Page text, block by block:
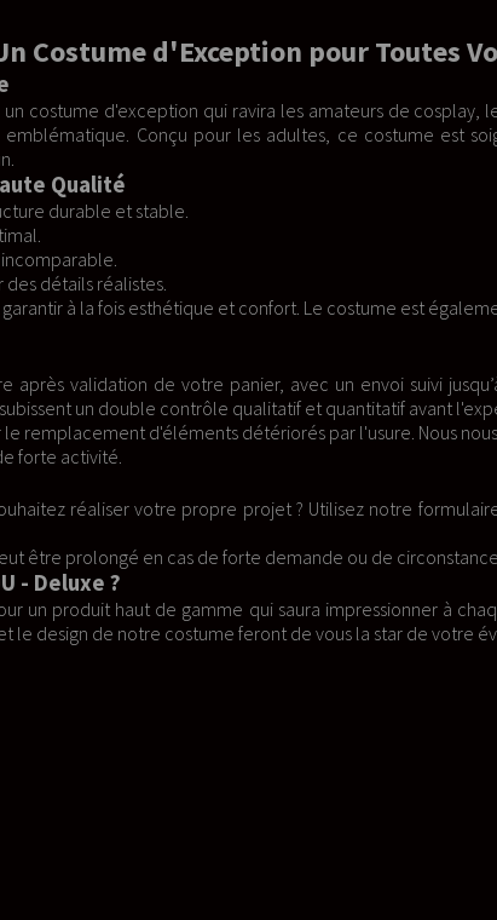
pour Toutes Vos Occasions
amateurs de cosplay, les professionnels de l'événementiel,
ce costume est soigneusement détaillé pour offrir une
Le costume est également conçu pour être facile à porter et
un envoi suivi jusqu’à votre adresse. Tous nos colis sont
et quantitatif avant l'expédition.
par l'usure. Nous nous engageons à vous fournir un produit
Utilisez notre formulaire dans la rubrique "Vos projets" pour
ou de circonstances exceptionnelles.
impressionner à chaque événement. Que ce soit pour un
vous la star de votre événement.